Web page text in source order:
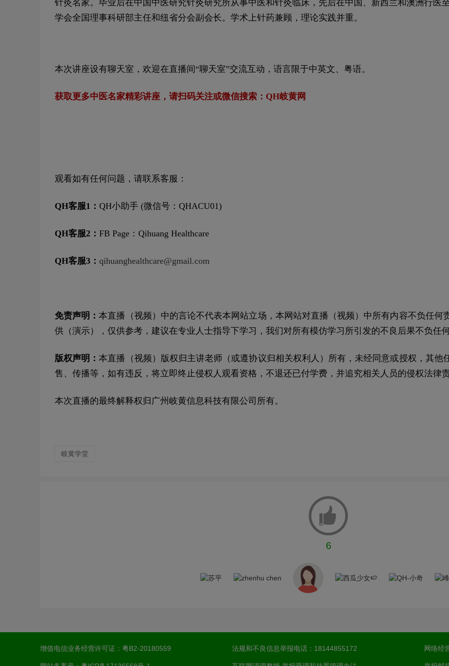
针灸名家。毕业后在中国中医研究针灸研究所从事中医和针灸临床，先后在中国、新西兰和澳洲行医
学会全国理事科研部主任和纽省分会副会长。学术上针药兼顾，理论实践并重。
本次讲座设有聊天室，欢迎在直播间“聊天室”交流互动，语言限于中英文、粤语。
获取更多中医名家精彩讲座，请扫码关注或微信搜索：QH岐黄网
观看如有任何问题，请联系客服：
QH客服1： QH小助手 (微信号：QHACU01)
QH客服2： FB Page：Qihuang Healthcare
QH客服3： qihuanghealthcare@gmail.com
免责声明：本直播（视频）中的言论不代表本网站立场，本网站对直播（视频）中所有内容不负任何
供（演示），仅供参考，建议在专业人士指导下学习，我们对所有模仿学习所引发的不良后果不负任何
版权声明：本直播（视频）版权归主讲老师（或遵协议归相关权利人）所有，未经同意或授权，其他
售、传播等，如有违反，将立即终止侵权人观看资格，不退还已付学费，并追究相关人员的侵权法律责
本次直播的最终解释权归广州岐黄信息科技有限公司所有。
岐黄学堂
6
增值电信业务经营许可证： 粤B2-20180559 法规和不良信息举报电话：18144855172 网络经